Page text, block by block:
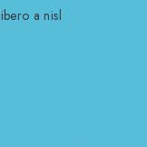
a nisl